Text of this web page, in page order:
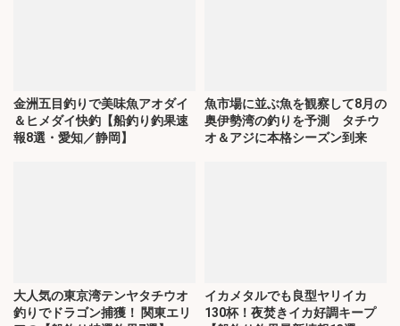
金洲五目釣りで美味魚アオダイ
＆ヒメダイ快釣【船釣り釣果速
報8選・愛知／静岡】
魚市場に並ぶ魚を観察して8月の
奥伊勢湾の釣りを予測 タチウ
オ＆アジに本格シーズン到来
大人気の東京湾テンヤタチウオ
釣りでドラゴン捕獲！ 関東エリ
イカメタルでも良型ヤリイカ
130杯！夜焚きイカ好調キープ